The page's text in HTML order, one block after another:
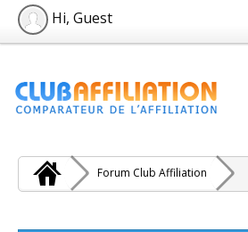
Hi, Guest
Forum Club Affiliation